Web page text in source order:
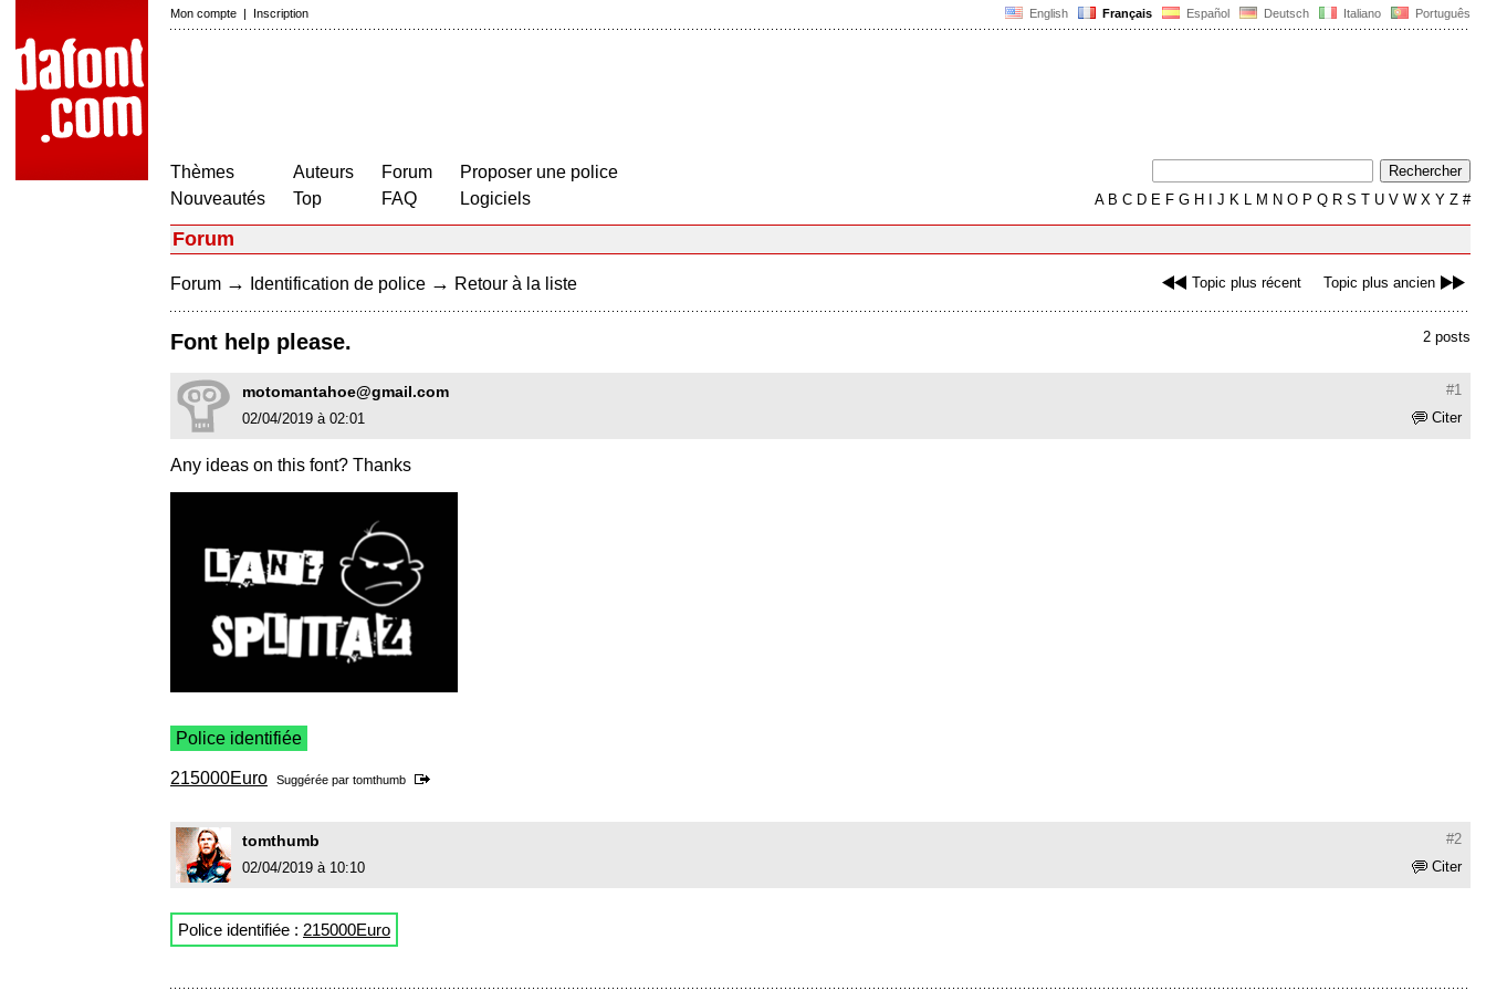
English Français Español Deutsch Italiano Português
Mon compte | Inscription
Thèmes
Nouveautés
Auteurs
Top
Forum
FAQ
Proposer une police
Logiciels
AB C D E F G H J K L M N O P Q R S T U V W X Y Z #
Forum
Topic plus récent Topic plus ancien
Forum → Identification de police → Retour à la liste
2 posts
Font help please.
#1
motomantahoe@gmail.com
Citer
02/04/2019 à 02:01
Any ideas on this font? Thanks
Police identifiée
215000Euro Suggérée par tomthumb
#2
tomthumb
Citer
02/04/2019 à 10:10
Police identifiée : 215000Euro